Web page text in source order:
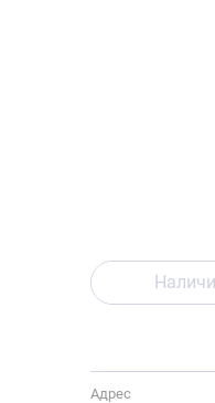
Адрес